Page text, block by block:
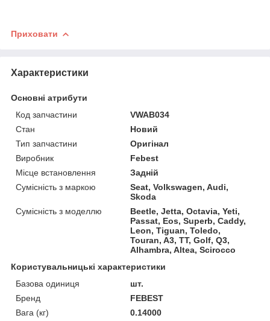
Приховати
Характеристики
Основні атрибути
Код запчастини
VWAB034
Стан
Новий
Тип запчастини
Оригінал
Виробник
Febest
Місце встановлення
Задній
Сумісність з маркою
Seat, Volkswagen, Audi,
Skoda
Сумісність з моделлю
Beetle, Jetta, Octavia, Yeti,
Passat, Eos, Superb, Caddy,
Leon, Tiguan, Toledo,
Touran, A3, TT, Golf, Q3,
Alhambra, Altea, Scirocco
Користувальницькі характеристики
Базова одиниця
шт.
Бренд
FEBEST
Вага (кг)
0.14000